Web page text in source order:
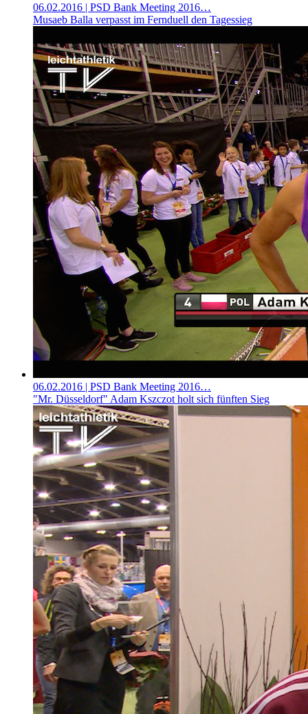
06.02.2016 | PSD Bank Meeting 2016…
Musaeb Balla verpasst im Fernduell den Tagessieg
06.02.2016 | PSD Bank Meeting 2016…
"Mr. Düsseldorf" Adam Kszczot holt sich fünften Sieg